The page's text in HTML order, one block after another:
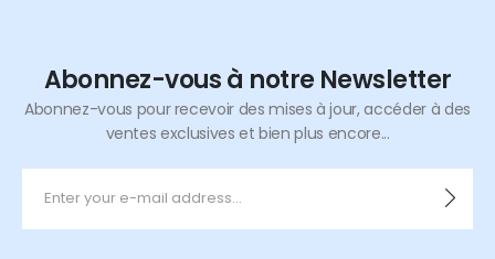
Abonnez-vous à notre Newsletter
Abonnez-vous pour recevoir des mises à jour, accéder à des
ventes exclusives et bien plus encore...